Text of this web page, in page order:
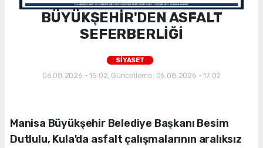
BÜYÜKŞEHİR'DEN ASFALT
SEFERBERLİĞİ
SİYASET
06.08.2026 - 15:02, Güncelleme: 06.08.2026 - 17:02
Manisa Büyükşehir Belediye Başkanı Besim
Dutlulu, Kula'da asfalt çalışmalarının aralıksız